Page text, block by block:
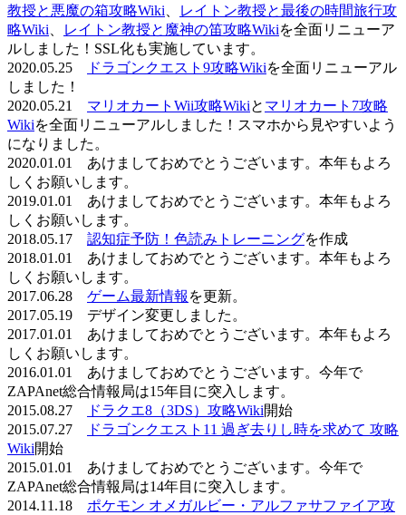
教授と悪魔の箱攻略Wiki
レイトン教授と最後の時間旅行攻
略Wiki
レイトン教授と魔神の笛攻略Wikiを全面リニューア
ルしました！SSL化も実施しています。
2020.05.25
ドラゴンクエスト9攻略Wikiを全面リニューアル
しました！
2020.05.21 マリオカートWii攻略Wikiと マリオカート7攻略
Wikiを全面リニューアルしました！スマホから見やすいよう
になりました。
2020.01.01 あけましておめでとうございます。本年もよろ
しくお願いします。
2019.01.01 あけましておめでとうございます。本年もよろ
しくお願いします。
2018.05.17 認知症予防！色読みトレーニングを作成
2018.01.01 あけましておめでとうございます。本年もよろ
しくお願いします。
2017.06.28 ゲーム最新情報 を更新。
2017.05.19 デザイン変更しました。
2017.01.01 あけましておめでとうございます。本年もよろ
しくお願いします。
2016.01.01 あけましておめでとうございます。今年で
ZAPAnet総合情報局は15年目に突入します。
2015.08.27
ドラクエ8（3DS）攻略Wiki開始
2015.07.27
ドラゴンクエスト11 過ぎ去りし時を求めて 攻略
Wiki開始
2015.01.01 あけましておめでとうございます。今年で
ZAPAnet総合情報局は14年目に突入します。
2014.11.18 ポケモン オメガルビー・アルファサファイア攻